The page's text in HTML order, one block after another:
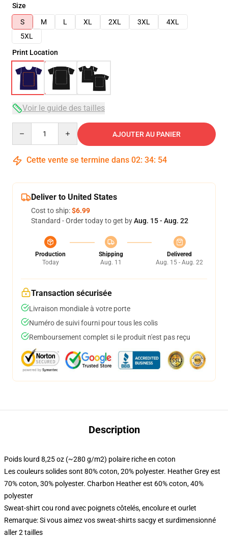
Size
S
M L XL 2XL 3XL
4XL
5XL
Print Location
Voir le guide des tailles
AJOUTER AU PANIER
Cette vente se termine dans 02: 34: 54
Deliver to United States
Cost to ship:$6.99
Standard - Order today to get byAug. 15 - Aug. 22
Production
Today
Shipping
Aug. 11
Delivered
Aug. 15 - Aug. 22
Transaction sécurisée
Livraison mondiale à votre porte
Numéro de suivi fourni pour tous les colis
Remboursement complet si le produit n'est pas reçu
Description
Poids lourd 8,25 oz (~280 g/m2) polaire riche en coton
Les couleurs solides sont 80% coton, 20% polyester. Heather Grey est
70% coton, 30% polyester. Charbon Heather est 60% coton, 40%
polyester
Sweat-shirt cou rond avec poignets côtelés, encolure et ourlet
Remarque: Si vous aimez vos sweat-shirts sacgy et surdimensionné
aller 2 tailles